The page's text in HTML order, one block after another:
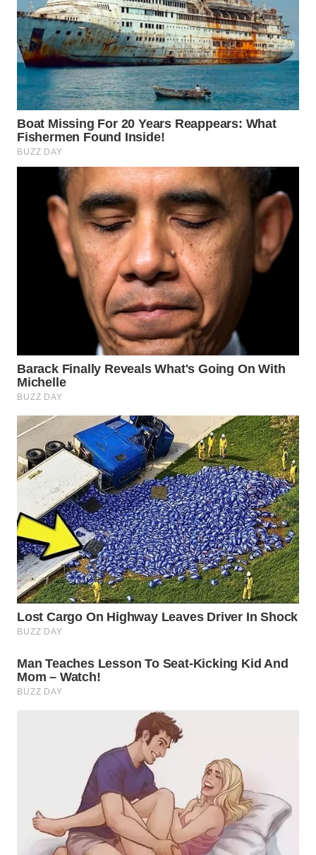
TANJUNG
LESUNG
WN
KARO
WN
SIMALUNGUN
WN
LABUHANBATU
WN
TAPANULI
TENGAH
TEBING
TINGGI
PAKPAK
WN
KARAWANG
WN
BEKASI
WN
BOGOR
WN
DEPOK
WN
TAPANULI
UTARA
LAWAS